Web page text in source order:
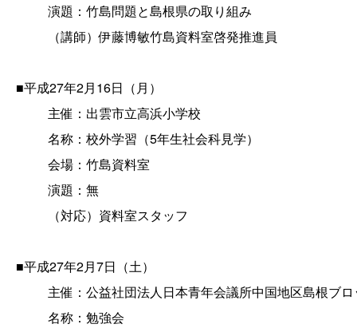
演題：竹島問題と島根県の取り組み
（講師）伊藤博敏竹島資料室啓発推進員
■平成27年2月16日（月）
主催：出雲市立高浜小学校
名称：校外学習（5年生社会科見学）
会場：竹島資料室
演題：無
（対応）資料室スタッフ
■平成27年2月7日（土）
主催：公益社団法人日本青年会議所中国地区島根ブ
名称：勉強会